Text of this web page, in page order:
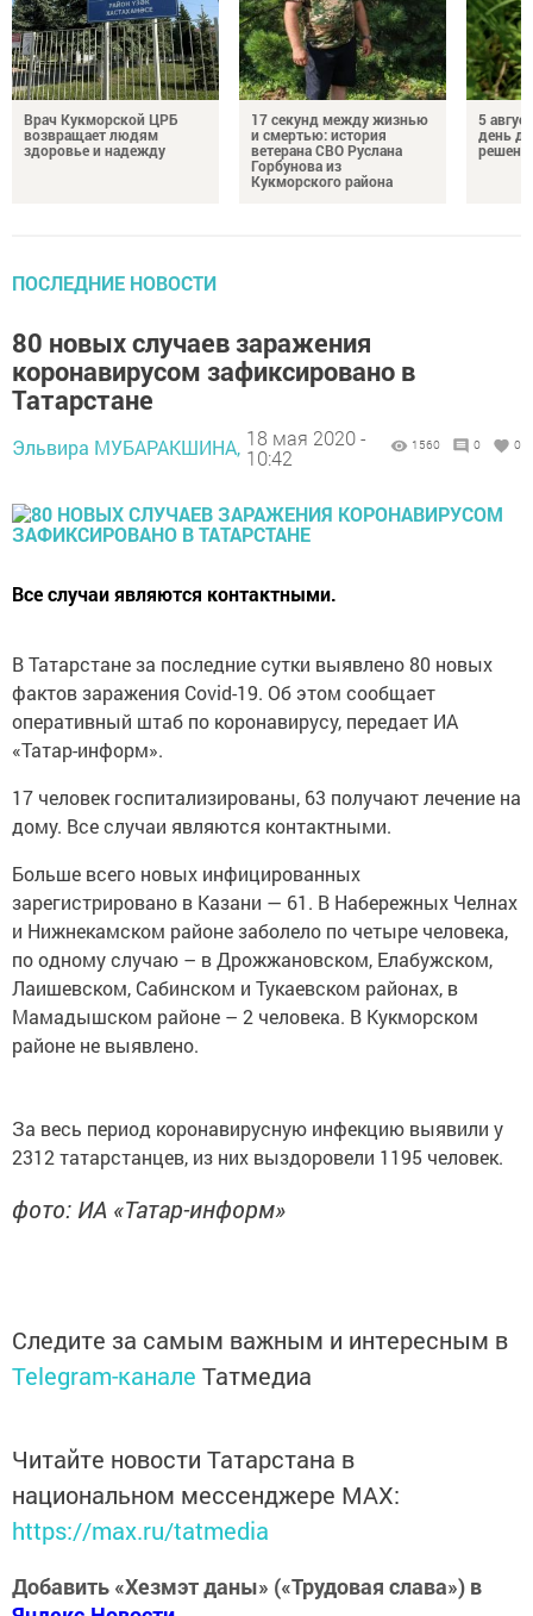
Врач Кукморской ЦРБ
возвращает людям
здоровье и надежду
17 секунд между жизнью
и смертью: история
ветерана СВО Руслана
Горбунова из
Кукморского района
5
день
ПОСЛЕДНИЕ НОВОСТИ
80 новых случаев заражения
коронавирусом зафиксировано в
Татарстане
Эльвира МУБАРАКШИНА, 18 мая 2020 -
10:42
1560 0 0
Все случаи являются контактными.
В Татарстане за последние сутки выявлено 80 новых
фактов заражения Covid-19. Об этом сообщает
оперативный штаб по коронавирусу, передает ИА
«Татар-информ».
17 человек госпитализированы, 63 получают лечение на
дому. Все случаи являются контактными.
Больше всего новых инфицированных
зарегистрировано в Казани — 61. В Набережных Челнах
и Нижнекамском районе заболело по четыре человека,
по одному случаю – в Дрожжановском, Елабужском,
Лаишевском, Сабинском и Тукаевском районах, в
Мамадышском районе – 2 человека. В Кукморском
районе не выявлено.
За весь период коронавирусную инфекцию выявили у
2312 татарстанцев, из них выздоровели 1195 человек.
фото: ИА «Татар-информ»
Следите за самым важным и интересным в
Telegram-канале Татмедиа
Читайте новости Татарстана в
национальном мессенджере MАХ:
https://max.ru/tatmedia
Добавить «Хезмэт даны» («Трудовая слава») в